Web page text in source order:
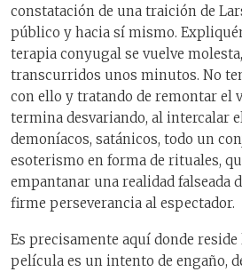
constatación de una traición de
público y hacia sí mismo.
terapia conyugal se vuelve
transcurridos unos minutos. No
con ello y tratando de remontar el
termina desvariando, al intercalar
demoníacos, satánicos, todo un
esoterismo en forma de rituales,
empantanar una realidad falseada
firme perseverancia al espectador.
Es precisamente aquí donde
película es un intento de engaño,